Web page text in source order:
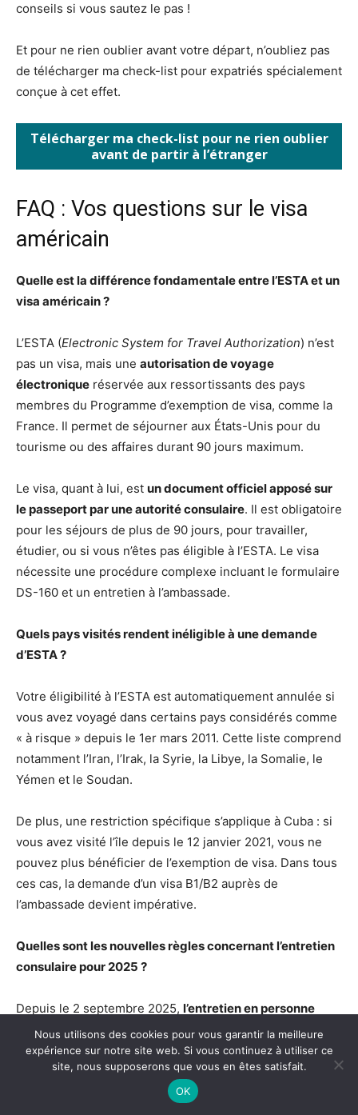
conseils si vous sautez le pas !
Et pour ne rien oublier avant votre départ, n’oubliez pas
de télécharger ma check-list pour expatriés spécialement
conçue à cet effet.
Télécharger ma check-list pour ne rien oublier
avant de partir à l’étranger
FAQ : Vos questions sur le visa
américain
Quelle est la différence fondamentale entre l’ESTA et un
visa américain ?
L’ESTA (Electronic System for Travel Authorization) n’est
pas un visa, mais une autorisation de voyage
électronique réservée aux ressortissants des pays
membres du Programme d’exemption de visa, comme la
France. Il permet de séjourner aux États-Unis pour du
tourisme ou des affaires durant 90 jours maximum.
Le visa, quant à lui, est un document officiel apposé sur
le passeport par une autorité consulaire. Il est obligatoire
pour les séjours de plus de 90 jours, pour travailler,
étudier, ou si vous n’êtes pas éligible à l’ESTA. Le visa
nécessite une procédure complexe incluant le formulaire
DS-160 et un entretien à l’ambassade.
Quels pays visités rendent inéligible à une demande
d’ESTA ?
Votre éligibilité à l’ESTA est automatiquement annulée si
vous avez voyagé dans certains pays considérés comme
« à risque » depuis le 1er mars 2011. Cette liste comprend
notamment l’Iran, l’Irak, la Syrie, la Libye, la Somalie, le
Yémen et le Soudan.
De plus, une restriction spécifique s’applique à Cuba : si
vous avez visité l’île depuis le 12 janvier 2021, vous ne
pouvez plus bénéficier de l’exemption de visa. Dans tous
ces cas, la demande d’un visa B1/B2 auprès de
l’ambassade devient impérative.
Quelles sont les nouvelles règles concernant l’entretien
consulaire pour 2025 ?
Depuis le 2 septembre 2025, l’entretien en personne
avec un officier consulaire est devenu obligatoire pour la
quasi-totalité des demandeurs de visas non-immigrants.
Les exemptions automatiques qui existaient pour
certaines tranches d’âge seront supprimées.
Nous utilisons des cookies pour vous garantir la meilleure
expérience sur notre site web. Si vous continuez à utiliser ce
site, nous supposerons que vous en êtes satisfait.
OK